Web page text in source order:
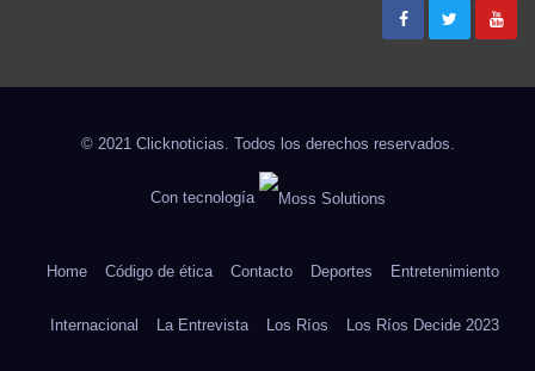
© 2021 Clicknoticias. Todos los derechos reservados.
Con tecnología
Home Código de ética Contacto Deportes Entretenimiento
Internacional La Entrevista Los Ríos Los Ríos Decide 2023